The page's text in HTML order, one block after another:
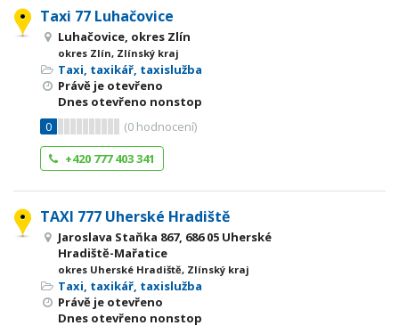
Taxi 77 Luhačovice
Luhačovice, okres Zlín
okres Zlín, Zlínský kraj
Taxi, taxikář, taxislužba
Právě je otevřeno
Dnes otevřeno nonstop
0
(0 hodnocení)
+420 777 403 341
TAXI 777 Uherské Hradiště
Jaroslava Staňka 867, 686 05 Uherské
Hradiště-Mařatice
okres Uherské Hradiště, Zlínský kraj
Taxi, taxikář, taxislužba
Právě je otevřeno
Dnes otevřeno nonstop